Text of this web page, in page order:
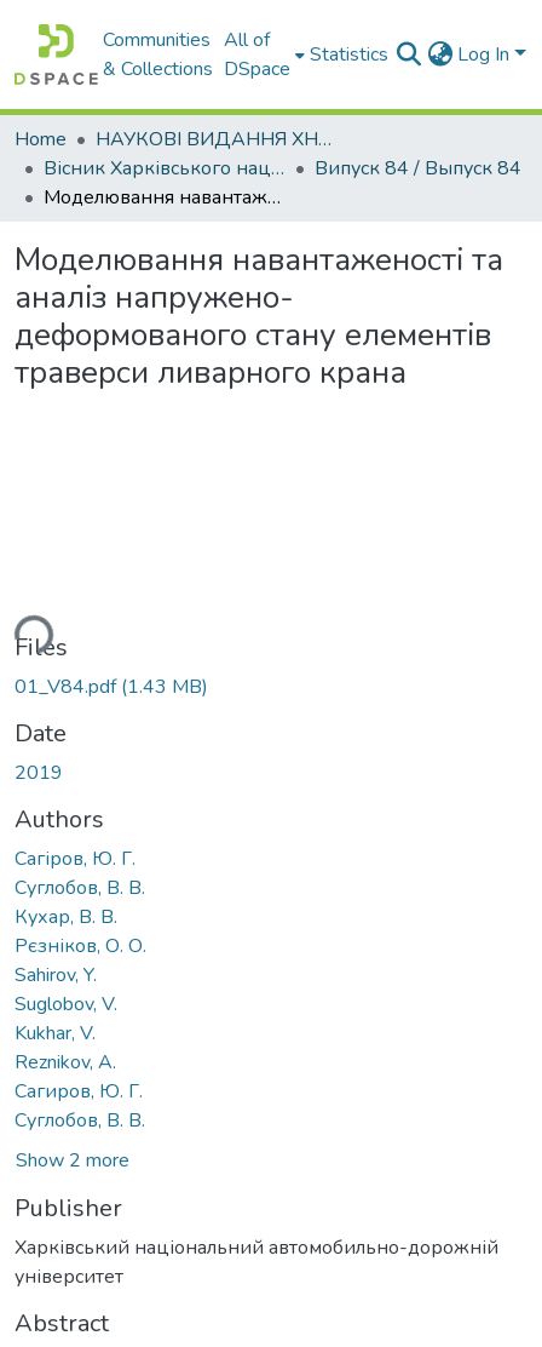
Communities
& Collections
All of
DSpace
Statistics Log In
Home
НАУКОВІ ВИДАННЯ ХНАДУ
Вісник Харківського національного автомобільно-дорожнього університету / Вестник Харьковского национального автомобильно-дорожного университета
Випуск 84 / Выпуск 84
Моделювання навантаженостi та аналiз напружено-деформованого стану елементiв траверси ливарного крана
Моделювання навантаженостi та
аналiз напружено-
деформованого стану елементiв
траверси ливарного крана
Files
01_V84.pdf(1.43 MB)
Date
2019
Authors
Сагіров, Ю. Г.
Суглобов, В. В.
Кухар, В. В.
Рєзніков, О. О.
Sahirov, Y.
Suglobov, V.
Kukhar, V.
Reznikov, A.
Сагиров, Ю. Г.
Суглобов, В. В.
Show 2 more
Publisher
Харківський національний автомобильно-дорожній
університет
Abstract